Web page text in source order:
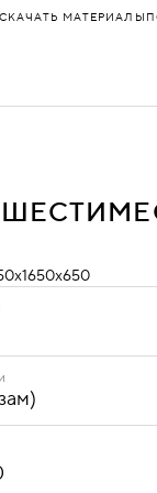
СКАЧАТЬ МАТЕРИАЛЫ